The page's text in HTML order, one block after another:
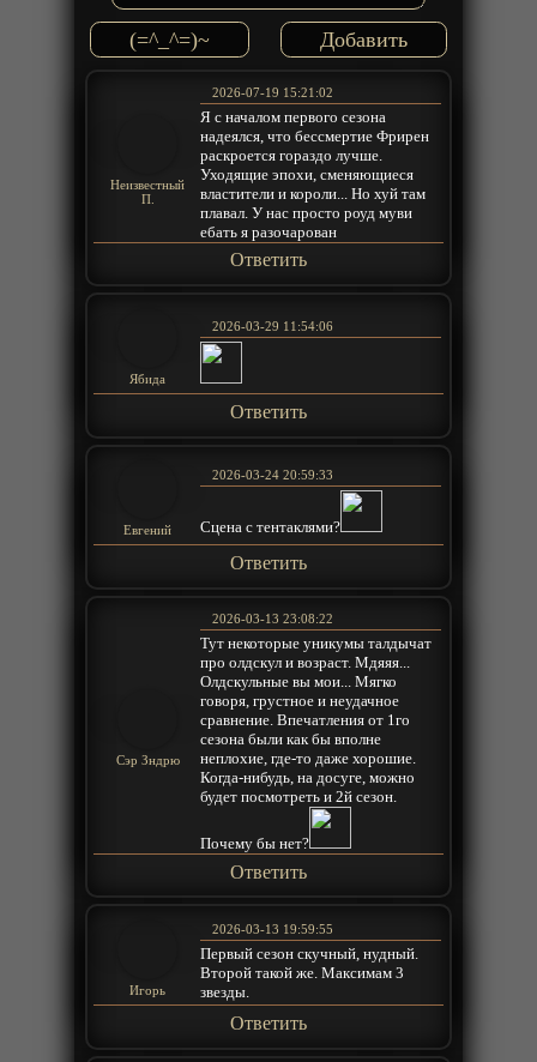
(=^_^=)~
Неизвестный
П.
2026-07-19 15:21:02
Я с началом первого сезона
надеялся, что бессмертие Фрирен
раскроется гораздо лучше.
Уходящие эпохи, сменяющиеся
властители и короли... Но хуй там
плавал. У нас просто роуд муви
ебать я разочарован
Ответить
Ябида
2026-03-29 11:54:06
Ответить
Евгений
2026-03-24 20:59:33
Сцена с тентаклями?
Ответить
Сэр Зндрю
2026-03-13 23:08:22
Тут некоторые уникумы талдычат
про олдскул и возраст. Мдяяя...
Олдскульные вы мои... Мягко
говоря, грустное и неудачное
сравнение. Впечатления от 1го
сезона были как бы вполне
неплохие, где-то даже хорошие.
Когда-нибудь, на досуге, можно
будет посмотреть и 2й сезон.
Почему бы нет?
Ответить
Игорь
2026-03-13 19:59:55
Первый сезон скучный, нудный.
Второй такой же. Максимам 3
звезды.
Ответить